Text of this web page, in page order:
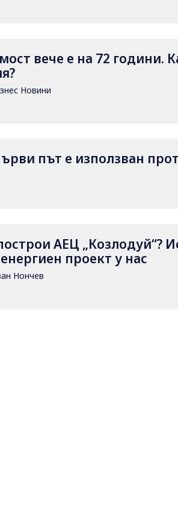
вече е на 72 години.
Новини
път е използван
АЕЦ „Козлодуй“?
проект у нас
Нончев